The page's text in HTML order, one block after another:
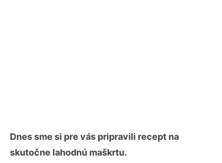
Dnes sme si pre vás pripravili recept na
skutočne lahodnú maškrtu.